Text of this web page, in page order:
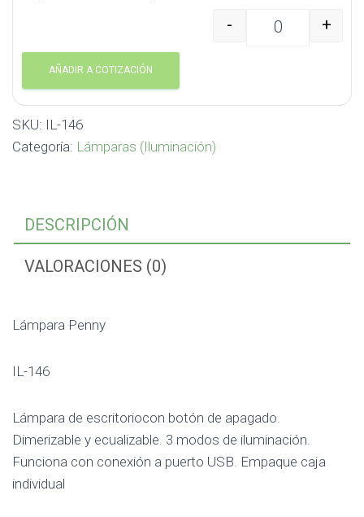
Lámpara Penny IL-
- +
AÑADIR A COTIZACIÓN
SKU: IL-146
Categoría: Lámparas (Iluminación)
DESCRIPCIÓN
VALORACIONES (0)
Lámpara Penny
IL-146
Lámpara de escritoriocon botón de apagado.
Dimerizable y ecualizable. 3 modos de iluminación.
Funciona con conexión a puerto USB. Empaque caja
individual